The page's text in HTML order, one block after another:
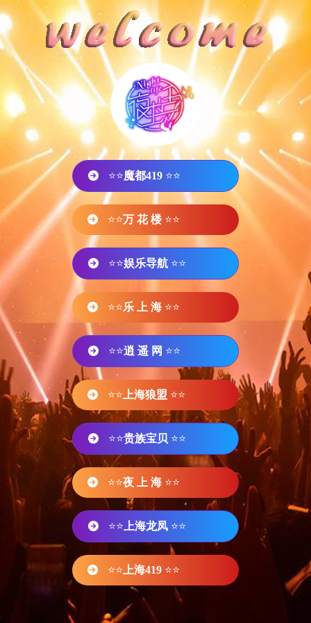
⭐⭐魔都419 ⭐⭐
⭐⭐万 花 楼 ⭐⭐
⭐⭐娱乐导航 ⭐⭐
⭐⭐乐 上 海 ⭐⭐
⭐⭐逍 遥 网 ⭐⭐
⭐⭐ 上海狼盟 ⭐⭐
⭐⭐贵族宝贝 ⭐⭐
⭐⭐夜 上 海 ⭐⭐
⭐⭐ 上海龙凤 ⭐⭐
⭐⭐ 上海419 ⭐⭐